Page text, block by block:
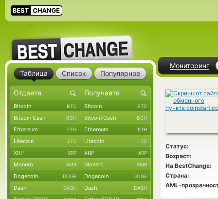
Мониторинг
Статус:
Возраст:
На BestChange:
Страна:
AML-
Таблица Список Популярное
Bitcoin BTC Bitcoin BTC
Bitcoin Cash BCH Bitcoin Cash BCH
Ethereum ETH Ethereum ETH
Litecoin LTC Litecoin LTC
XRP XRP XRP XRP
Monero XMR Monero XMR
Dogecoin DOGE Dogecoin DOGE
Dash DASH Dash DASH